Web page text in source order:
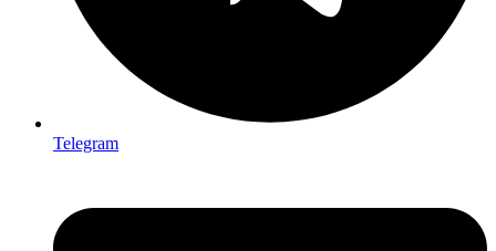
Telegram